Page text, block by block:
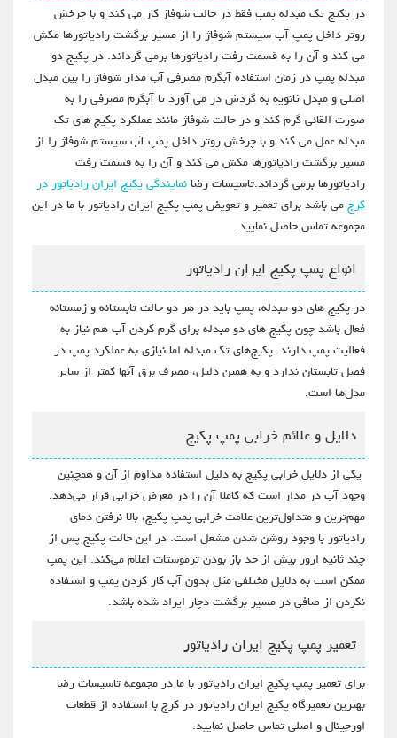
در پکیج تک مبدله پمپ فقط در حالت شوفاژ کار می کند و با چرخش
روتر داخل پمپ آب سیستم شوفاژ را از مسیر برگشت رادیاتورها مکش
می کند و آن را به قسمت رفت رادیاتورها برمی گرداند. در پکیج دو
مبدله پمپ در زمان استفاده آبگرم مصرفی آب مدار شوفاژ را بین مبدل
اصلی و مبدل ثانویه به گردش در می آورد تا آبگرم مصرفی را به
صورت القائی گرم کند و در حالت شوفاژ مانند عملکرد پکیج های تک
مبدله عمل می کند و با چرخش روتر داخل پمپ آب سیستم شوفاژ را از
مسیر برگشت رادیاتورها مکش می کند و آن را به قسمت رفت
رادیاتورها برمی گرداند.تاسیسات رضانمایندگی پکیج ایران رادیاتور در
کرجمی باشد برای تعمیر و تعویض پمپ پکیج ایران رادیاتور با ما در این
مجموعه تماس حاصل نمایید.
انواع پمپ پکیج ایران رادیاتور
در پکیج های دو مبدله، پمپ باید در هر دو حالت تابستانه و زمستانه
فعال باشد چون پکیج های دو مبدله برای گرم کردن آب هم نیاز به
فعالیت پمپ دارند. پکیج‌های تک مبدله اما نیازی به عملکرد پمپ در
فصل تابستان ندارد و به همین دلیل، مصرف برق آنها کمتر از سایر
مدل‌ها است.
دلایل و علائم خرابی پمپ پکیج
یکی از دلایل خرابی پکیج به دلیل استفاده مداوم از آن و همچنین
وجود آب در مدار است که کاملا آن را در معرض خرابی قرار می‌دهد.
مهم‌ترین و متداول‌ترین علامت خرابی پمپ پکیج، بالا نرفتن دمای
رادیاتور با وجود روشن شدن مشعل است. در این حالت پکیج پس از
چند ثانیه ارور بیش از حد باز بودن ترموستات اعلام می‌کند. این پمپ
ممکن است به دلایل مختلفی مثل بدون آب کار کردن پمپ و استفاده
نکردن از صافی‌ در مسیر برگشت دچار ایراد شده باشد.
تعمیر پمپ پکیج ایران رادیاتور
برای تعمیر پمپ پکیج ایران رادیاتور با ما در مجموعه تاسیسات رضا
بهترین تعمیرگاه پکیج ایران رادیاتور در کرج با استفاده از قطعات
اورجینال و اصلی تماس حاصل نمایید.